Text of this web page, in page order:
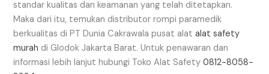
standar kualitas dan keamanan yang telah ditetapkan.
Maka dari itu, temukan distributor rompi paramedik
berkualitas di PT Dunia Cakrawala pusat alatalat safety
murah di Glodok Jakarta Barat. Untuk penawaran dan
informasi lebih lanjut hubungi Toko Alat Safety0812-8058-